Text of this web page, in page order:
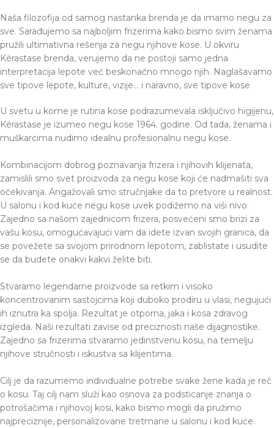
Naša filozofija od samog nastanka brenda je da imamo negu za
sve. Sarađujemo sa najboljim frizerima kako bismo svim ženama
pružili ultimativna rešenja za negu njihove kose. U okviru
Kérastase brenda, verujemo da ne postoji samo jedna
interpretacija lepote već beskonačno mnogo njih. Naglašavamo
sve tipove lepote, kulture, vizije... i naravno, sve tipove kose
U svetu u kome je rutina kose podrazumevala isključivo higijenu,
Kérastase je izumeo negu kose 1964. godine. Od tada, ženama i
muškarcima nudimo idealnu profesionalnu negu kose.
Kombinacijom dobrog poznavanja frizera i njihovih klijenata,
zamislili smo svet proizvoda za negu kose koji će nadmašiti sva
očekivanja. Angažovali smo stručnjake da to pretvore u realnost.
U salonu i kod kuće negu kose uvek podižemo na viši nivo.
Zajedno sa našom zajednicom frizera, posvećeni smo brizi za
vašu kosu, omogućavajući vam da idete izvan svojih granica, da
se povežete sa svojom prirodnom lepotom, zablistate i usudite
se da budete onakvi kakvi želite biti.
Stvaramo legendarne proizvode sa retkim i visoko
koncentrovanim sastojcima koji duboko prodiru u vlasi, negujući
ih iznutra ka spolja. Rezultat je otporna, jaka i kosa zdravog
izgleda. Naši rezultati zavise od preciznosti naše dijagnostike.
Zajedno sa frizerima stvaramo jedinstvenu kosu, na temelju
njihove stručnosti i iskustva sa klijentima.
Cilj je da razumemo individualne potrebe svake žene kada je reč
o kosu. Taj cilj nam služi kao osnova za podsticanje znanja o
potrošačima i njihovoj kosi, kako bismo mogli da pružimo
najpreciznije, personalizovane tretmane u salonu i kod kuće.